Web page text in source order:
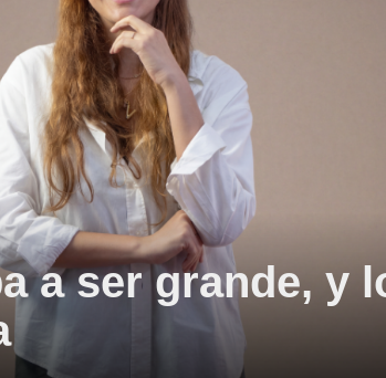
a ser grande, y